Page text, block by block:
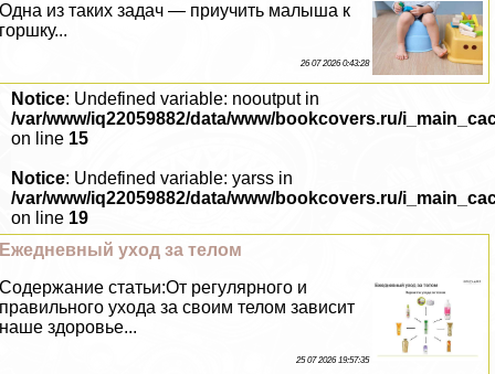
Одна из таких задач — приучить малыша к
горшку...
26 07 2026 0:43:28
Notice: Undefined variable: nooutput in
/var/www/iq22059882/data/www/bookcovers.ru/
on line 15
Notice: Undefined variable: yarss in
/var/www/iq22059882/data/www/bookcovers.ru/
on line 19
Ежедневный уход за телом
Содержание статьи:От регулярного и
правильного ухода за своим телом зависит
наше здоровье...
25 07 2026 19:57:35